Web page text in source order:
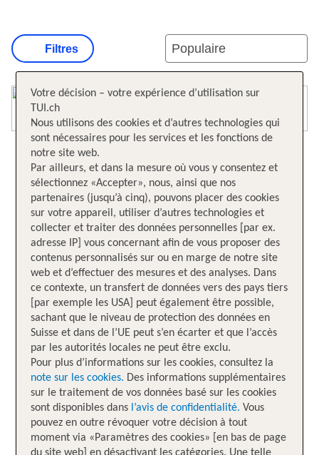
Filtres
Votre décision – votre expérience d’utilisation sur
TUI.ch
Nous utilisons des cookies et d’autres technologies qui
sont nécessaires pour les services et les fonctions de
notre site web.
Par ailleurs, et dans la mesure où vous y consentez et
sélectionnez «Accepter», nous, ainsi que nos
partenaires (jusqu’à cinq), pouvons placer des cookies
sur votre appareil, utiliser d’autres technologies et
collecter et traiter des données personnelles [par ex.
adresse IP] vous concernant afin de vous proposer des
contenus personnalisés sur ou en marge de notre site
web et d’effectuer des mesures et des analyses. Dans
ce contexte, un transfert de données vers des pays tiers
[par exemple les USA] peut également être possible,
sachant que le niveau de protection des données en
Suisse et dans de l’UE peut s’en écarter et que l’accès
par les autorités locales ne peut être exclu.
Pour plus d’informations sur les cookies, consultez la
note sur les cookies. Des informations supplémentaires
sur le traitement de vos données basé sur les cookies
sont disponibles dans l’avis de confidentialité. Vous
pouvez en outre révoquer votre décision à tout
moment via «Paramètres des cookies» [en bas de page